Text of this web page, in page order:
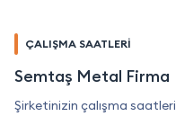
ÇALIŞMA SAATLERİ
Semtaş Metal Firma
Şirketinizin çalışma saatleri